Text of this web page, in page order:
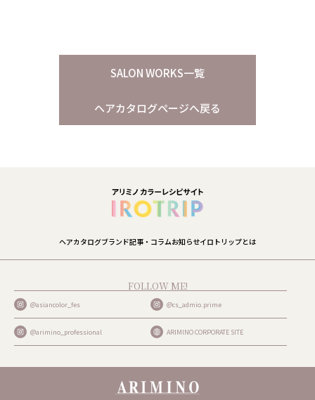
SALON WORKS一覧
ヘアカタログページへ戻る
ヘアカタログブランド記事・コラムお知らせイロトリップとは
FOLLOW ME!
@asiancolor_fes @cs_admio.prime
@arimino_professional ARIMINO CORPORATE SITE